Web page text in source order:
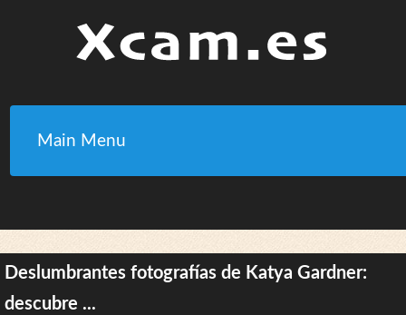
Main Menu
Deslumbrantes fotografías de Katya Gardner:
descubre ...